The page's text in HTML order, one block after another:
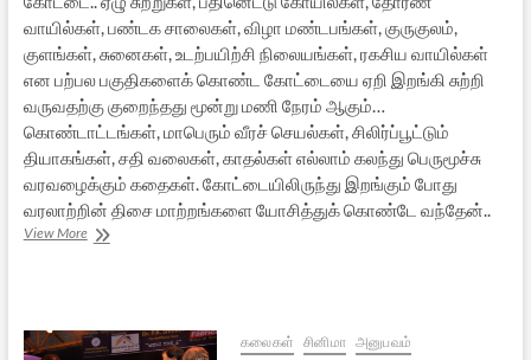
வாயில்கள், பண்டக சாலைகள், விழா மண்டபங்கள், குருகுலம்,
குளங்கள், சுனைகள், உடற்பயிற்சி நிலையங்கள், ரகசிய வாயில்கள்
என பற்பல பகுதிகளைக் கொண்ட கோட்டையை ஏறி இறங்கி சுற்றி
வருவதற்கு குறைந்தது மூன்று மணி நேரம் ஆகும்…
கொண்டாட்டங்கள், மாபெரும் வீரச் செயல்கள், சிலிர்ப்பூட்டும்
தியாகங்கள், சதி வலைகள், காதல்கள் எல்லாம் கலந்து பெருமூச்சு
வரவழைக்கும் கதைகள். கோட்டையிலிருந்து இறங்கும் போது
வரலாற்றின் திசை மாற்றங்களை யோசித்துக் கொண்டே வந்தேன்..
View Moreஒரு
(சித்ரதுர்கா)
கலைகள் சினிமா அனுபவம்